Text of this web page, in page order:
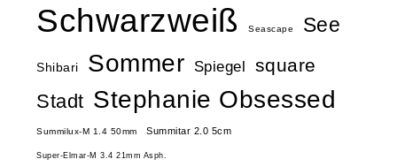
Schwarzweiß Seascape See
Shibari Sommer Spiegel square
Stadt Stephanie Obsessed
Summilux-M 1.4 50mm Summitar 2.0 5cm
Super-Elmar-M 3.4 21mm Asph.